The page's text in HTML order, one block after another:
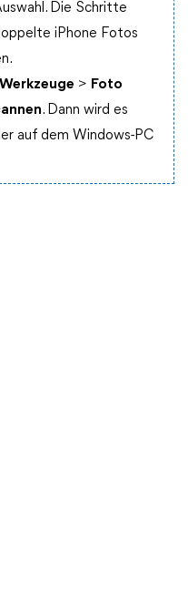
Die Schritte
iPhone Fotos
Werkzeuge > Foto
. Dann wird es
auf dem Windows-PC